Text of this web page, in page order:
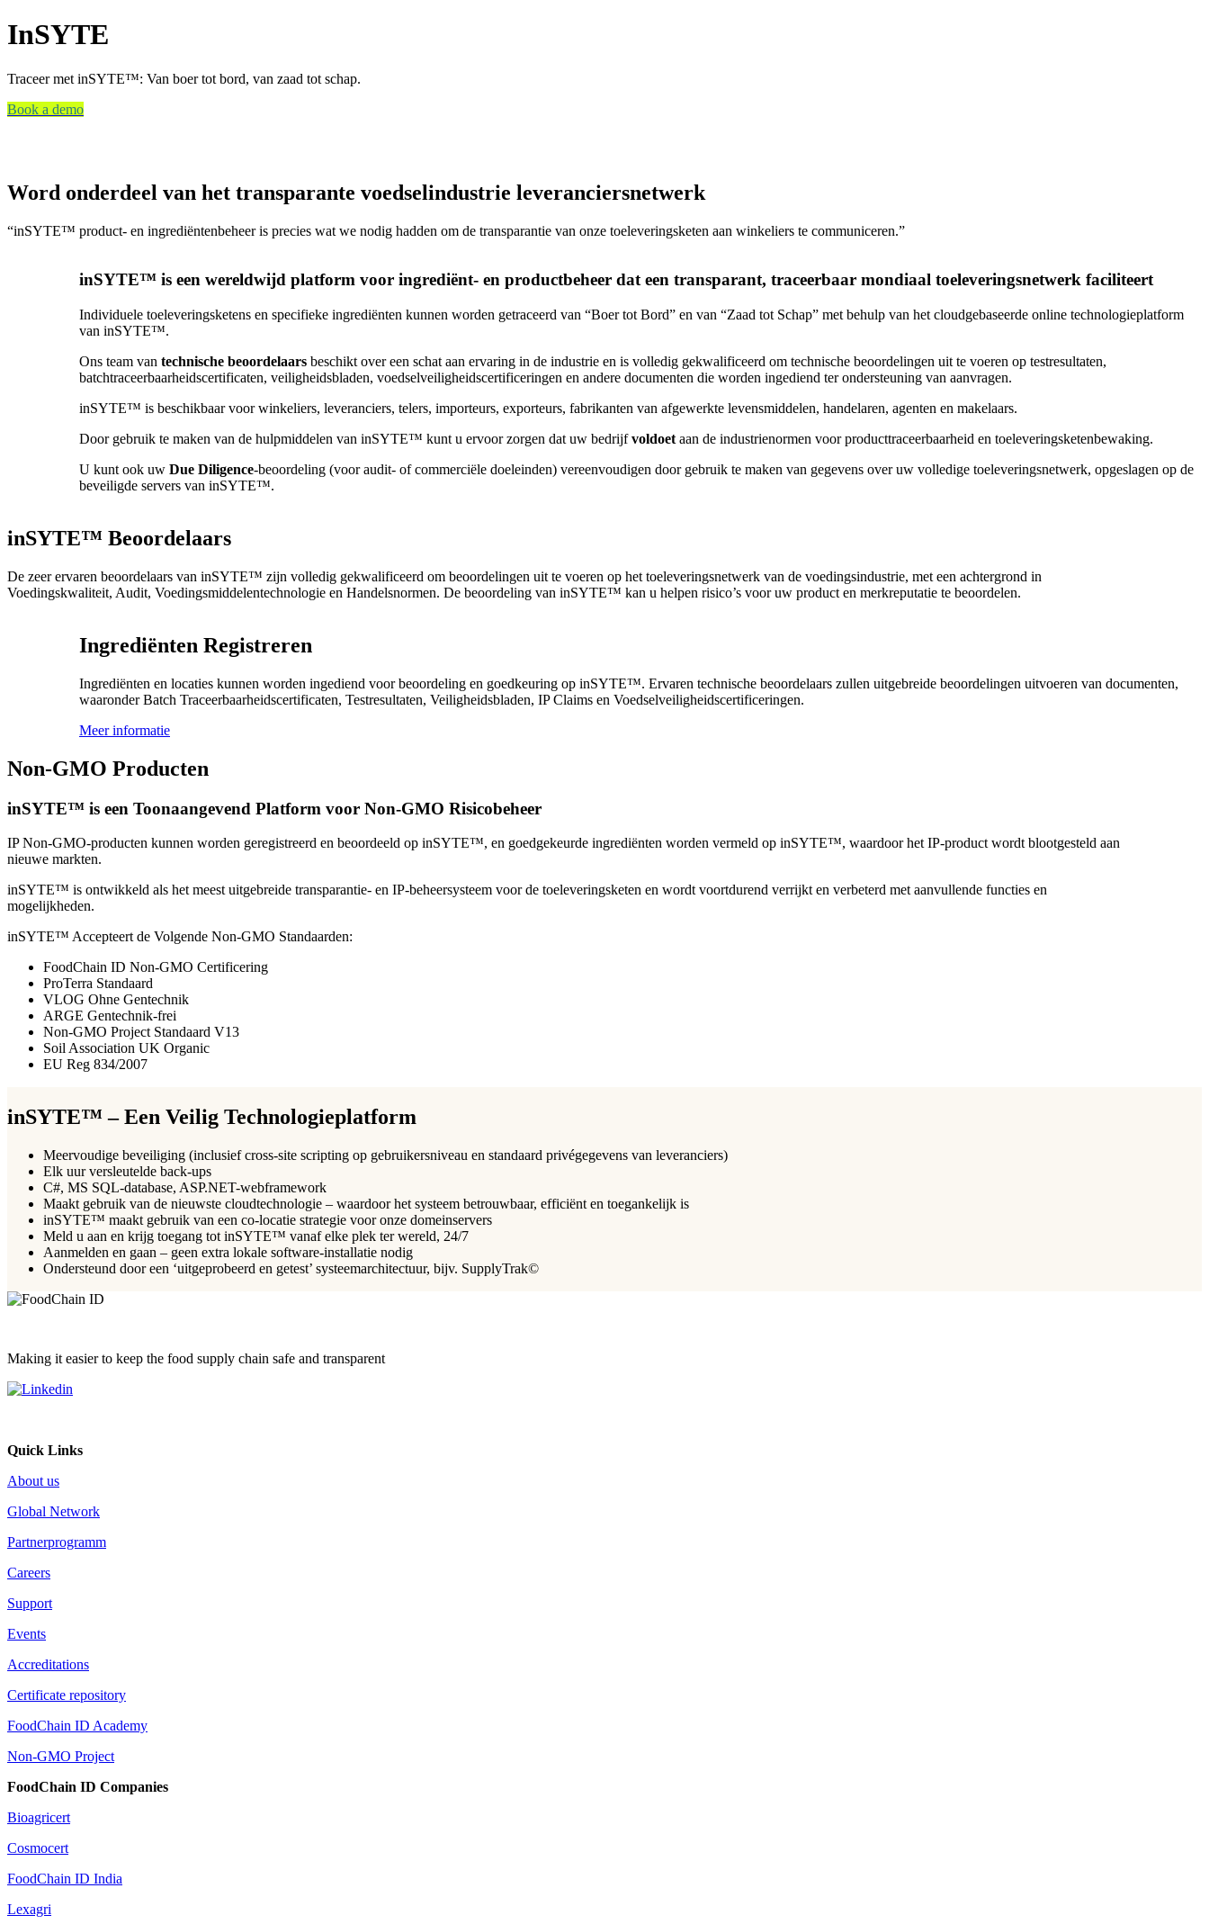
InSYTE
Traceer met inSYTE™: Van boer tot bord, van zaad tot schap.
Book a demo
Word onderdeel van het transparante voedselindustrie leveranciersnetwerk
“inSYTE™ product- en ingrediëntenbeheer is precies wat we nodig hadden om de transparantie van onze toeleveringsketen aan winkeliers te communiceren.”
inSYTE™ is een wereldwijd platform voor ingrediënt- en productbeheer dat een transparant, traceerbaar mondiaal toeleveringsnetwerk faciliteert
Individuele toeleveringsketens en specifieke ingrediënten kunnen worden getraceerd van “Boer tot Bord” en van “Zaad tot Schap” met behulp van het cloudgebaseerde online technologieplatform
van inSYTE™.
Ons team van technische beoordelaars beschikt over een schat aan ervaring in de industrie en is volledig gekwalificeerd om technische beoordelingen uit te voeren op testresultaten,
batchtraceerbaarheidscertificaten, veiligheidsbladen, voedselveiligheidscertificeringen en andere documenten die worden ingediend ter ondersteuning van aanvragen.
inSYTE™ is beschikbaar voor winkeliers, leveranciers, telers, importeurs, exporteurs, fabrikanten van afgewerkte levensmiddelen, handelaren, agenten en makelaars.
Door gebruik te maken van de hulpmiddelen van inSYTE™ kunt u ervoor zorgen dat uw bedrijfvoldoet aan de industrienormen voor producttraceerbaarheid en toeleveringsketenbewaking.
U kunt ook uw Due Diligence-beoordeling (voor audit- of commerciële doeleinden) vereenvoudigen door gebruik te maken van gegevens over uw volledige toeleveringsnetwerk, opgeslagen op de
beveiligde servers van inSYTE™.
inSYTE™ Beoordelaars
De zeer ervaren beoordelaars van inSYTE™ zijn volledig gekwalificeerd om beoordelingen uit te voeren op het toeleveringsnetwerk van de voedingsindustrie, met een achtergrond in
Voedingskwaliteit, Audit, Voedingsmiddelentechnologie en Handelsnormen. De beoordeling van inSYTE™ kan u helpen risico’s voor uw product en merkreputatie te beoordelen.
Ingrediënten Registreren
Ingrediënten en locaties kunnen worden ingediend voor beoordeling en goedkeuring op inSYTE™. Ervaren technische beoordelaars zullen uitgebreide beoordelingen uitvoeren van documenten,
waaronder Batch Traceerbaarheidscertificaten, Testresultaten, Veiligheidsbladen, IP Claims en Voedselveiligheidscertificeringen.
Meer informatie
Non-GMO Producten
inSYTE™ is een Toonaangevend Platform voor Non-GMO Risicobeheer
IP Non-GMO-producten kunnen worden geregistreerd en beoordeeld op inSYTE™, en goedgekeurde ingrediënten worden vermeld op inSYTE™, waardoor het IP-product wordt blootgesteld aan
nieuwe markten.
inSYTE™ is ontwikkeld als het meest uitgebreide transparantie- en IP-beheersysteem voor de toeleveringsketen en wordt voortdurend verrijkt en verbeterd met aanvullende functies en
mogelijkheden.
inSYTE™ Accepteert de Volgende Non-GMO Standaarden:
FoodChain ID Non-GMO Certificering
ProTerra Standaard
VLOG Ohne Gentechnik
ARGE Gentechnik-frei
Non-GMO Project Standaard V13
Soil Association UK Organic
EU Reg 834/2007
inSYTE™ – Een Veilig Technologieplatform
Meervoudige beveiliging (inclusief cross-site scripting op gebruikersniveau en standaard privégegevens van leveranciers)
Elk uur versleutelde back-ups
C#, MS SQL-database, ASP.NET-webframework
Maakt gebruik van de nieuwste cloudtechnologie – waardoor het systeem betrouwbaar, efficiënt en toegankelijk is
inSYTE™ maakt gebruik van een co-locatie strategie voor onze domeinservers
Meld u aan en krijg toegang tot inSYTE™ vanaf elke plek ter wereld, 24/7
Aanmelden en gaan – geen extra lokale software-installatie nodig
Ondersteund door een ‘uitgeprobeerd en getest’ systeemarchitectuur, bijv. SupplyTrak©
Making it easier to keep the food supply chain safe and transparent
Quick Links
About us
Global Network
Partnerprogramm
Careers
Support
Events
Accreditations
Certificate repository
FoodChain ID Academy
Non-GMO Project
FoodChain ID Companies
Bioagricert
Cosmocert
FoodChain ID India
Lexagri